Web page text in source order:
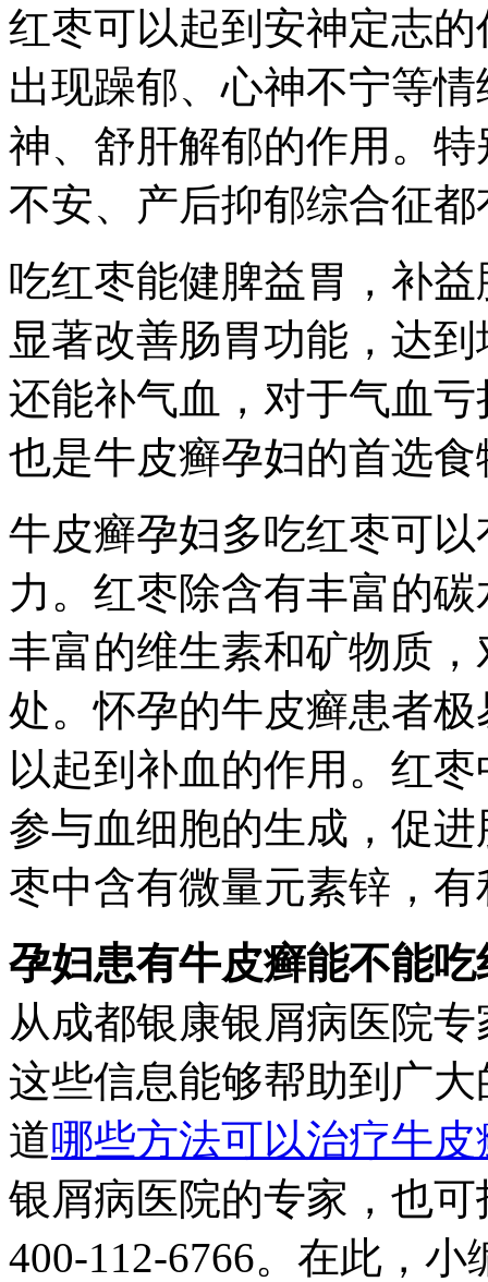
红枣可以起到安神定志
出现躁郁、心神不宁等
神、舒肝解郁的作用。
不安、产后抑郁综合征
吃红枣能健脾益胃，补
显著改善肠胃功能，达
还能补气血，对于气血
也是牛皮癣孕妇的首选
牛皮癣孕妇多吃红枣可
力。红枣除含有丰富的
丰富的维生素和矿物质
处。怀孕的牛皮癣患者
以起到补血的作用。红
参与血细胞的生成，促
枣中含有微量元素锌，
孕妇患有牛皮癣能不能吃
从成都银康银屑病医院
这些信息能够帮助到广
道哪些方法可以治疗牛皮
银屑病医院的专家，也
400-112-6766。在此，